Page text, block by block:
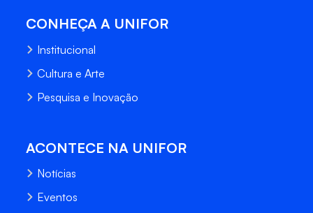
CONHEÇA A UNIFOR
Institucional
Cultura e Arte
Pesquisa e Inovação
ACONTECE NA UNIFOR
Notícias
Eventos